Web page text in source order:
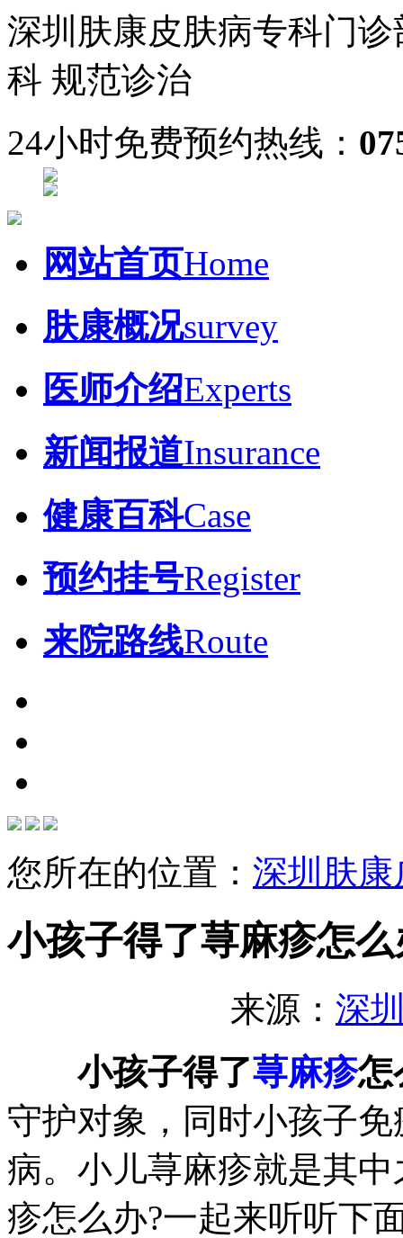
深圳肤康皮肤病专科门诊
科 规范诊治
24小时免费预约热线：
网站首页Home
肤康概况survey
医师介绍Experts
新闻报道Insurance
健康百科Case
预约挂号Register
来院路线Route
您所在的位置： 深圳肤
小孩子得了荨麻疹怎么
来源： 深
小孩子得了荨麻疹怎
守护对象，同时小孩子
病。小儿荨麻疹就是其
疹怎么办?一起来听听下